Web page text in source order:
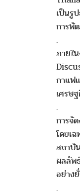
เป็นรู
การพั
.
ภายใ
กาแฟ
เศรษ
.
การจั
โดยเ
สถาบั
ผลลัพ
อย่าง
.